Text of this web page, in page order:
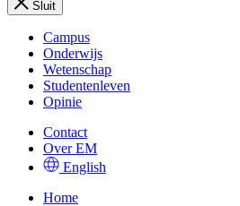
Sluit
Campus
Onderwijs
Wetenschap
Studentenleven
Opinie
Contact
Over EM
English
Home